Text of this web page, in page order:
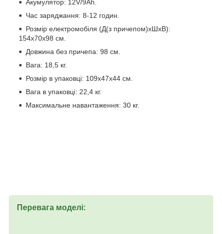
Акумулятор: 12V/9Ah.
Час заряджання: 8-12 годин.
Розмір електромобіля (Д(з причепом)хШхВ):
154х70х98 см.
Довжина без причепа: 98 см.
Вага: 18,5 кг.
Розмір в упаковці: 109х47х44 см.
Вага в упаковці: 22,4 кг.
Максимальне навантаження: 30 кг.
Перевага моделі: